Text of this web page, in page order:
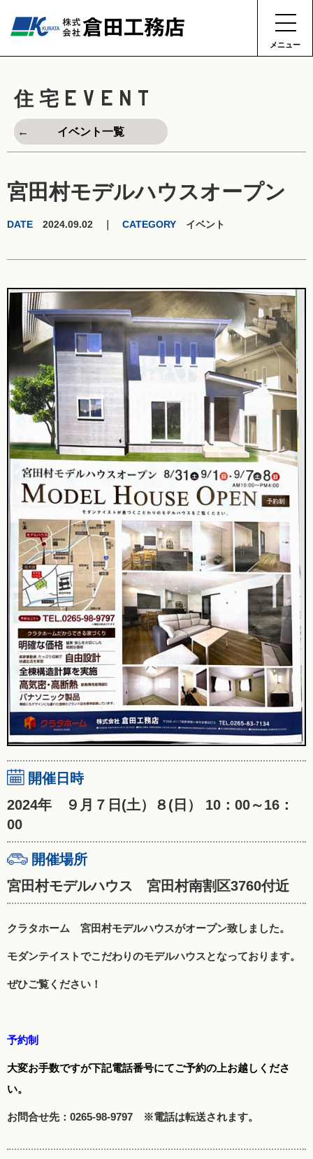
メニュー
住宅 EVENT
イベント一覧
宮田村モデルハウスオープン
DATE 2024.09.02 ｜ CATEGORY イベント
開催日時
2024年 ９月７日(土）８(日） 10：00～16：
00
開催場所
宮田村モデルハウス 宮田村南割区3760付近
クラタホーム 宮田村モデルハウスがオープン致しました。
モダンテイストでこだわりのモデルハウスとなっております。
ぜひご覧ください！
予約制
大変お手数ですが下記電話番号にてご予約の上お越しくださ
い。
お問合せ先：0265-98-9797 ※電話は転送されます。